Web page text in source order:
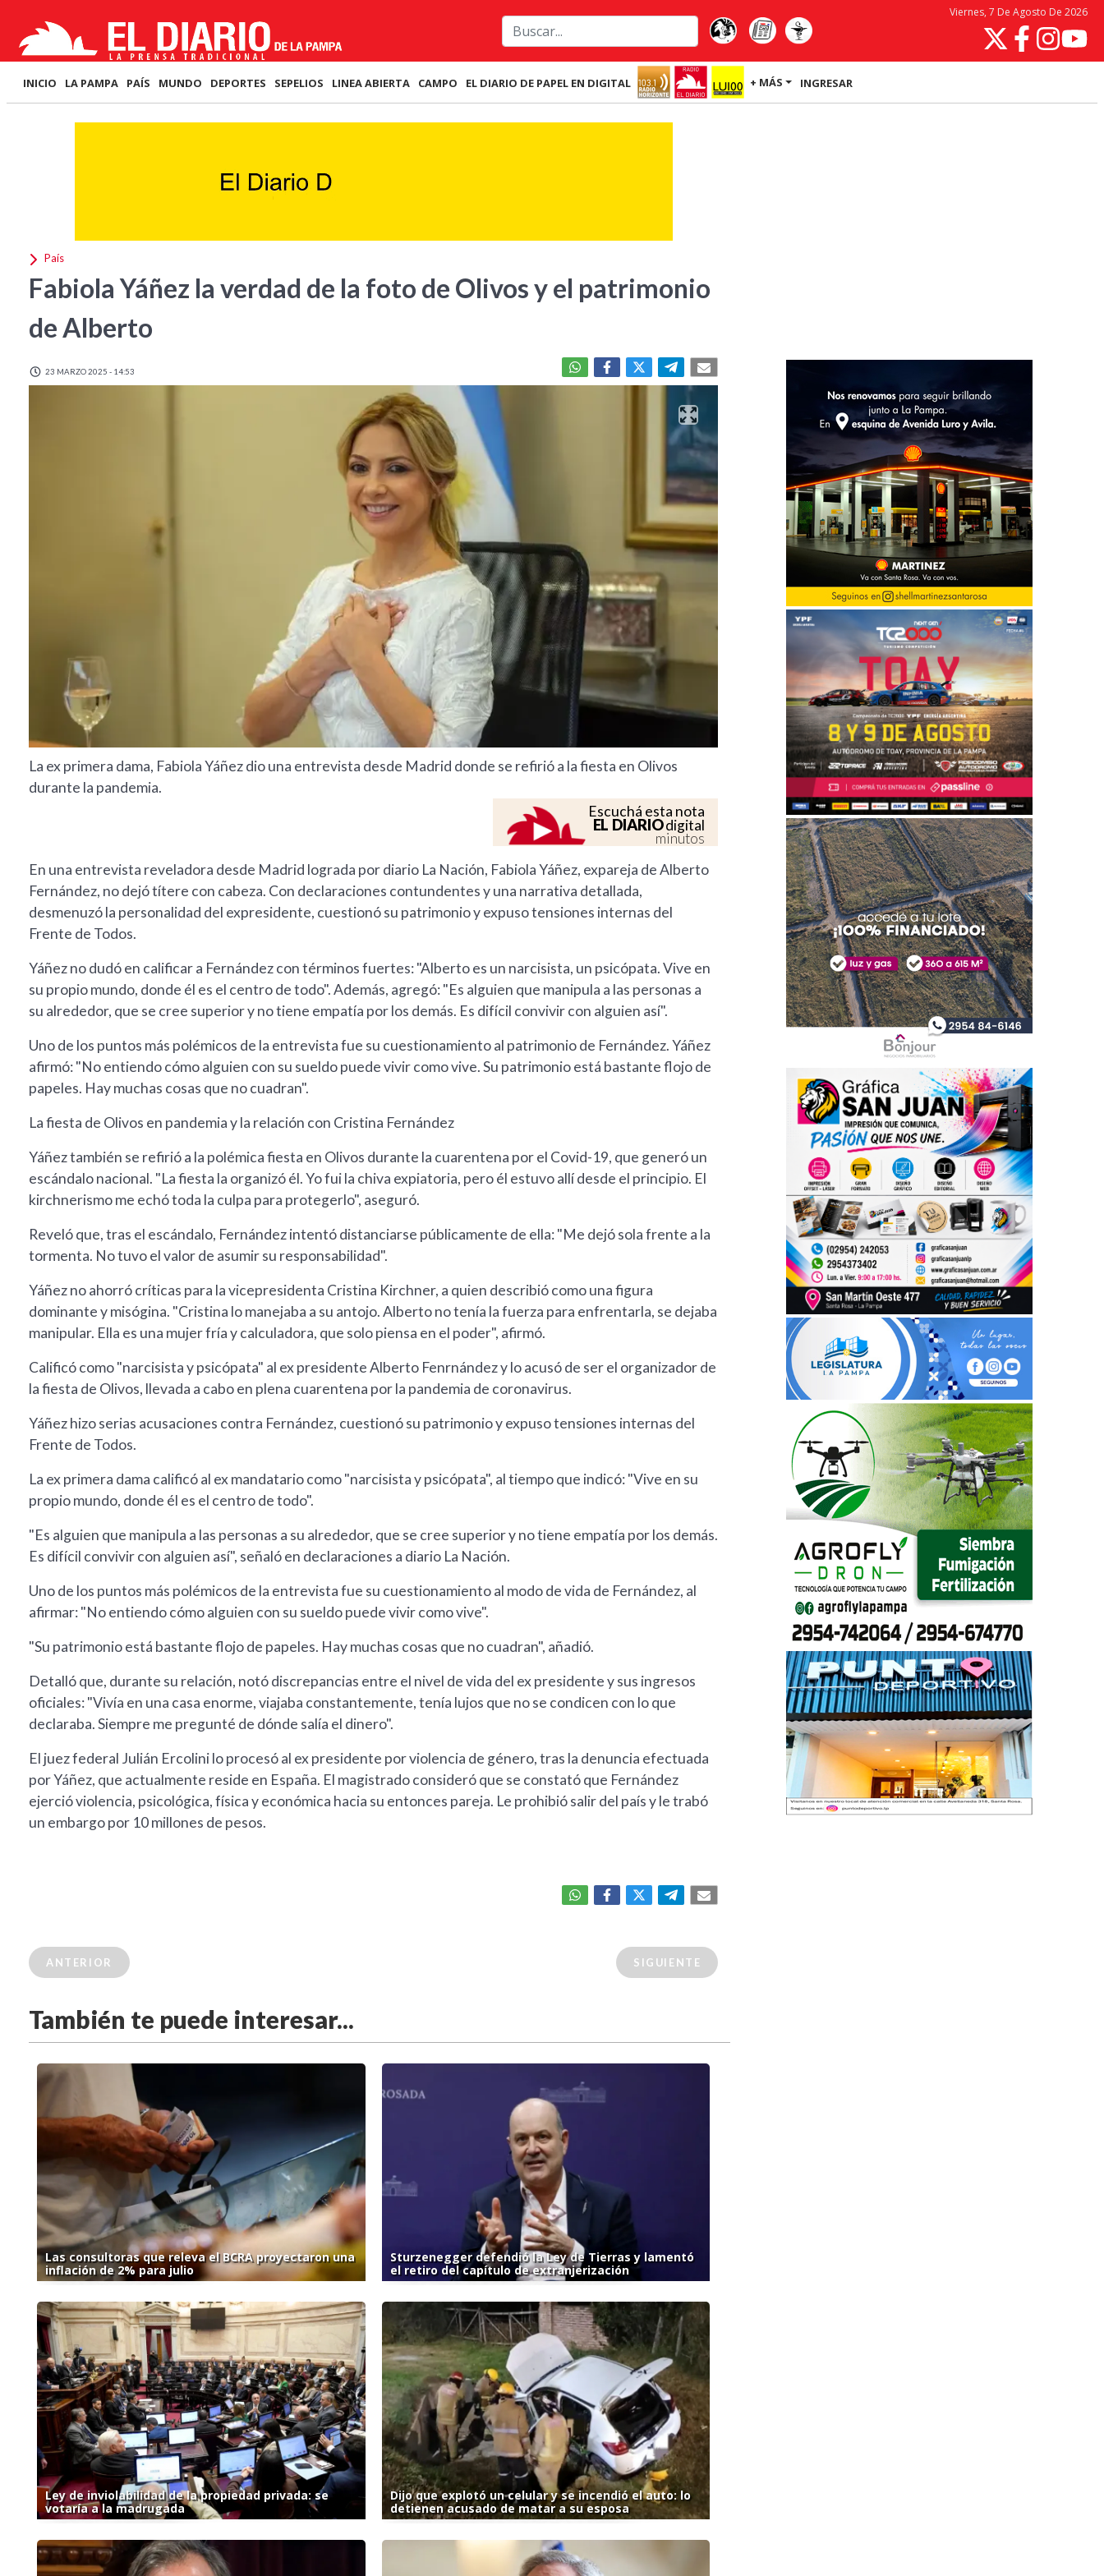
Viernes, 7 De Agosto De 2026
INICIO LA PAMPA PAÍS MUNDO DEPORTES SEPELIOS LINEA ABIERTA CAMPO EL DIARIO DE PAPEL EN DIGITAL + MÁS INGRESAR
País
Fabiola Yáñez la verdad de la foto de Olivos y el patrimonio
de Alberto
23 MARZO 2025 - 14:53
La ex primera dama, Fabiola Yáñez dio una entrevista desde Madrid donde se refirió a la fiesta en Olivos
durante la pandemia.
Escuchá esta nota
EL DIARIOdigital
minutos
En una entrevista reveladora desde Madrid lograda por diario La Nación, Fabiola Yáñez, expareja de Alberto
Fernández, no dejó títere con cabeza. Con declaraciones contundentes y una narrativa detallada,
desmenuzó la personalidad del expresidente, cuestionó su patrimonio y expuso tensiones internas del
Frente de Todos.
Yáñez no dudó en calificar a Fernández con términos fuertes: "Alberto es un narcisista, un psicópata. Vive en
su propio mundo, donde él es el centro de todo". Además, agregó: "Es alguien que manipula a las personas a
su alrededor, que se cree superior y no tiene empatía por los demás. Es difícil convivir con alguien así".
Uno de los puntos más polémicos de la entrevista fue su cuestionamiento al patrimonio de Fernández. Yáñez
afirmó: "No entiendo cómo alguien con su sueldo puede vivir como vive. Su patrimonio está bastante flojo de
papeles. Hay muchas cosas que no cuadran".
La fiesta de Olivos en pandemia y la relación con Cristina Fernández
Yáñez también se refirió a la polémica fiesta en Olivos durante la cuarentena por el Covid-19, que generó un
escándalo nacional. "La fiesta la organizó él. Yo fui la chiva expiatoria, pero él estuvo allí desde el principio. El
kirchnerismo me echó toda la culpa para protegerlo", aseguró.
Reveló que, tras el escándalo, Fernández intentó distanciarse públicamente de ella: "Me dejó sola frente a la
tormenta. No tuvo el valor de asumir su responsabilidad".
Yáñez no ahorró críticas para la vicepresidenta Cristina Kirchner, a quien describió como una figura
dominante y misógina. "Cristina lo manejaba a su antojo. Alberto no tenía la fuerza para enfrentarla, se dejaba
manipular. Ella es una mujer fría y calculadora, que solo piensa en el poder", afirmó.
Calificó como "narcisista y psicópata" al ex presidente Alberto Fenrnández y lo acusó de ser el organizador de
la fiesta de Olivos, llevada a cabo en plena cuarentena por la pandemia de coronavirus.
Yáñez hizo serias acusaciones contra Fernández, cuestionó su patrimonio y expuso tensiones internas del
Frente de Todos.
La ex primera dama calificó al ex mandatario como "narcisista y psicópata", al tiempo que indicó: "Vive en su
propio mundo, donde él es el centro de todo".
"Es alguien que manipula a las personas a su alrededor, que se cree superior y no tiene empatía por los demás.
Es difícil convivir con alguien así", señaló en declaraciones a diario La Nación.
Uno de los puntos más polémicos de la entrevista fue su cuestionamiento al modo de vida de Fernández, al
afirmar: "No entiendo cómo alguien con su sueldo puede vivir como vive".
"Su patrimonio está bastante flojo de papeles. Hay muchas cosas que no cuadran", añadió.
Detalló que, durante su relación, notó discrepancias entre el nivel de vida del ex presidente y sus ingresos
oficiales: "Vivía en una casa enorme, viajaba constantemente, tenía lujos que no se condicen con lo que
declaraba. Siempre me pregunté de dónde salía el dinero".
El juez federal Julián Ercolini lo procesó al ex presidente por violencia de género, tras la denuncia efectuada
por Yáñez, que actualmente reside en España. El magistrado consideró que se constató que Fernández
ejerció violencia, psicológica, física y económica hacia su entonces pareja. Le prohibió salir del país y le trabó
un embargo por 10 millones de pesos.
ANTERIOR SIGUIENTE
También te puede interesar...
Las consultoras que releva el BCRA proyectaron una
inflación de 2% para julio
Sturzenegger defendió la Ley de Tierras y lamentó
el retiro del capítulo de extranjerización
Ley de inviolabilidad de la propiedad privada: se
votaría a la madrugada
Dijo que explotó un celular y se incendió el auto: lo
detienen acusado de matar a su esposa